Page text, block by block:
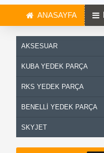
ANASAYFA
AKSESUAR
KUBA YEDEK PARÇA
RKS YEDEK PARÇA
BENELLİ YEDEK PARÇA
SKYJET